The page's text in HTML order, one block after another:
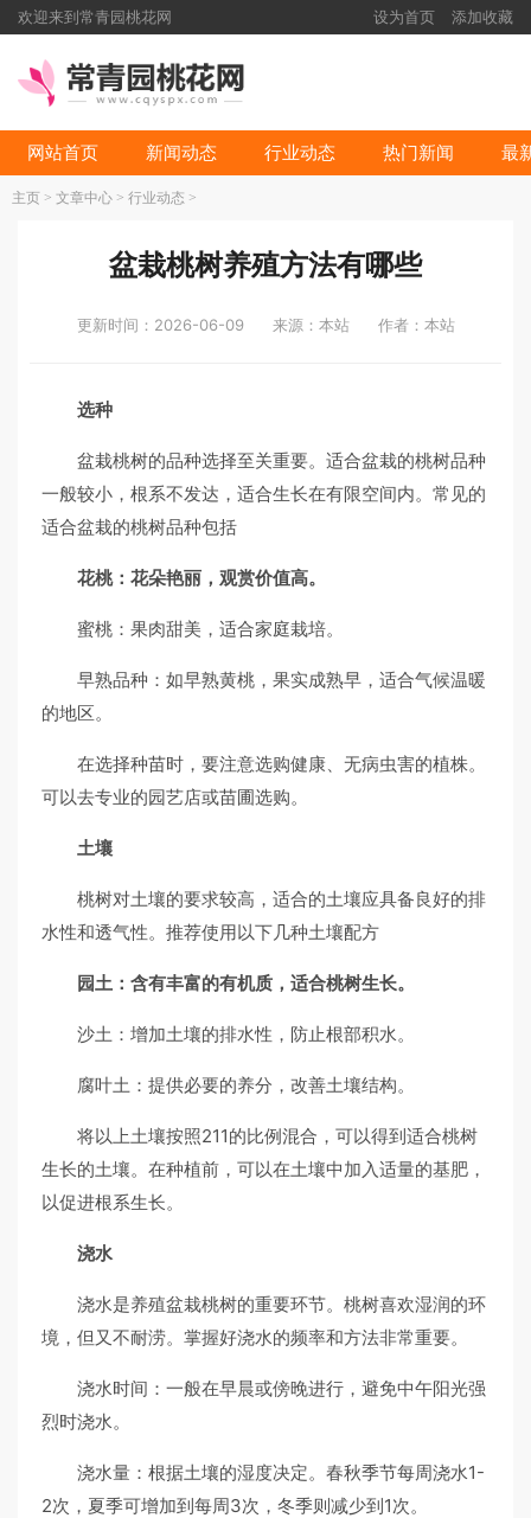
欢迎来到常青园桃花网 设为首页 添加收藏
网站首页 新闻动态 行业动态 热门新闻 最
主页 > 文章中心 > 行业动态 >
盆栽桃树养殖方法有哪些
更新时间：2026-06-09 来源：本站 作者：本站
选种
盆栽桃树的品种选择至关重要。适合盆栽的桃树品种
一般较小，根系不发达，适合生长在有限空间内。常见的
适合盆栽的桃树品种包括
花桃：花朵艳丽，观赏价值高。
蜜桃：果肉甜美，适合家庭栽培。
早熟品种：如早熟黄桃，果实成熟早，适合气候温暖
的地区。
在选择种苗时，要注意选购健康、无病虫害的植株。
可以去专业的园艺店或苗圃选购。
土壤
桃树对土壤的要求较高，适合的土壤应具备良好的排
水性和透气性。推荐使用以下几种土壤配方
园土：含有丰富的有机质，适合桃树生长。
沙土：增加土壤的排水性，防止根部积水。
腐叶土：提供必要的养分，改善土壤结构。
将以上土壤按照211的比例混合，可以得到适合桃树
生长的土壤。在种植前，可以在土壤中加入适量的基肥，
以促进根系生长。
浇水
浇水是养殖盆栽桃树的重要环节。桃树喜欢湿润的环
境，但又不耐涝。掌握好浇水的频率和方法非常重要。
浇水时间：一般在早晨或傍晚进行，避免中午阳光强
烈时浇水。
浇水量：根据土壤的湿度决定。春秋季节每周浇水1-
2次，夏季可增加到每周3次，冬季则减少到1次。